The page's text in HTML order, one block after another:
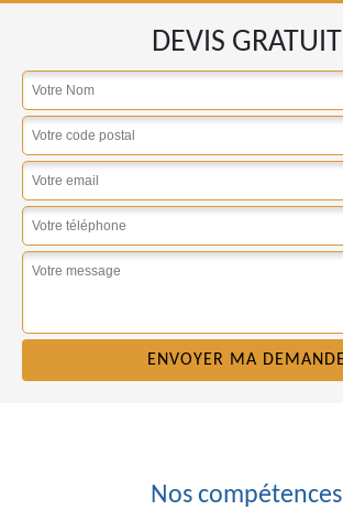
DEVIS GRATUIT
Nos compétences